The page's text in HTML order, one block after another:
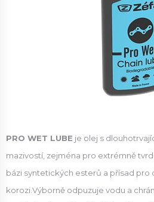
PRO WET LUBE je olej s
mazivostí, zejména pro extrémně
bázi syntetických esterů a přísad pro
korozi.Výborně odpuzuje vodu a